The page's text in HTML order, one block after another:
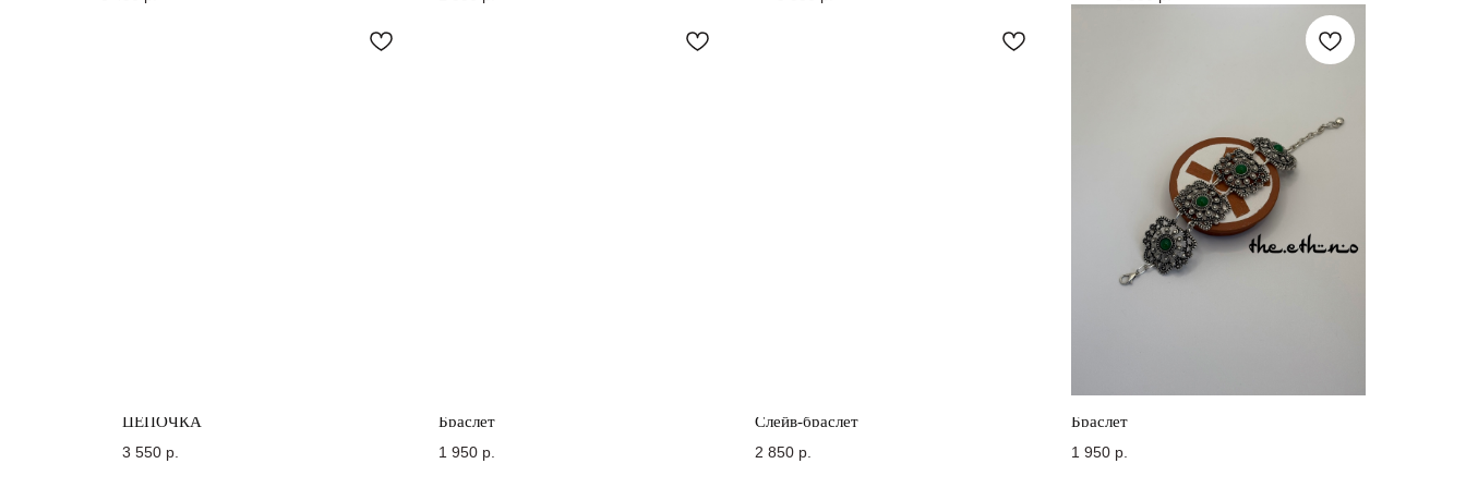
ЦЕПОЧКА
3 550 р.
Браслет
1 950 р.
Слейв-браслет
2 850 р.
Браслет
1 950 р.